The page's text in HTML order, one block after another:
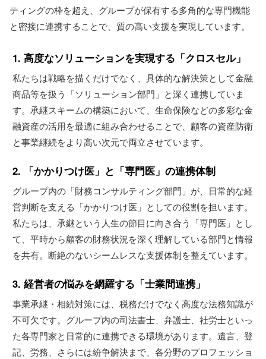
ティングの枠を超え、グループが保有する多角的な専門機能
と密接に連携することで、質の高い支援を実現しています。
1. 高度なソリューションを実現する「クロスセル」
私たちは戦略を描くだけでなく、具体的な解決策として金融
商品等を扱う「ソリューション部門」と深く連携していま
す。承継スキームの構築において、生命保険などの多彩な金
融資産の活用を最適に組み合わせることで、顧客の資産防衛
と事業継続をより高い次元で両立させています。
2. 「かかりつけ医」と「専門医」の連携体制
グループ内の「財務コンサルティング部門」が、日常的な経
営判断を支える「かかりつけ医」としての役割を担います。
私たちは、承継という人生の節目に向き合う「専門医」とし
て、平時から顧客の財務状況を深く理解している部門と情報
を共有。断絶のないシームレスな支援体制を整えています。
3. 経営者の悩みを網羅する「士業間連携」
事業承継・相続対策には、税務だけでなく高度な法務知識が
不可欠です。グループ内の司法書士、弁護士、社労士といっ
た各専門家と日常的に連携できる環境があります。遺言、登
記、労務、さらには紛争解決まで、各分野のプロフェッショ